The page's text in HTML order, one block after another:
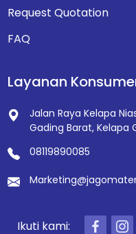
Request Quotation
FAQ
Layanan
Jalan Raya Kelapa
Gading Barat, Kelapa
08119890085
Ikuti kami: